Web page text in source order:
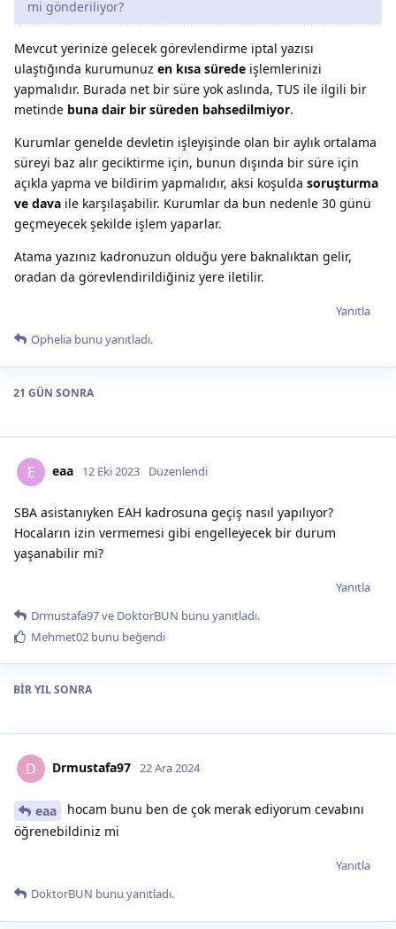
mi gönderiliyor?
Mevcut yerinize gelecek görevlendirme iptal yazısı
ulaştığında kurumunuz en kısa sürede işlemlerinizi
yapmalıdır. Burada net bir süre yok aslında, TUS ile ilgili bir
metinde buna dair bir süreden bahsedilmiyor.
Kurumlar genelde devletin işleyişinde olan bir aylık ortalama
süreyi baz alır geciktirme için, bunun dışında bir süre için
açıkla yapma ve bildirim yapmalıdır, aksi koşulda soruşturma
ve dava ile karşılaşabilir. Kurumlar da bun nedenle 30 günü
geçmeyecek şekilde işlem yaparlar.
Atama yazınız kadronuzun olduğu yere baknalıktan gelir,
oradan da görevlendirildiğiniz yere iletilir.
Yanıtla
Ophelia bunu yanıtladı.
21 GÜN SONRA
E eaa 12 Eki 2023 Düzenlendi
SBA asistanıyken EAH kadrosuna geçiş nasıl yapılıyor?
Hocaların izin vermemesi gibi engelleyecek bir durum
yaşanabilir mi?
Yanıtla
Drmustafa97ve DoktorBUN bunu yanıtladı.
Mehmet02 bunu beğendi
BIR YILSONRA
D Drmustafa97 22 Ara 2024
eaa
hocam bunu ben de çok merak ediyorum cevabını
öğrenebildiniz mi
Yanıtla
DoktorBUN bunu yanıtladı.